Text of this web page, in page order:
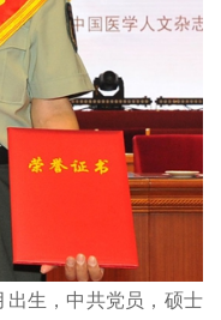
出生，中共党员，硕士